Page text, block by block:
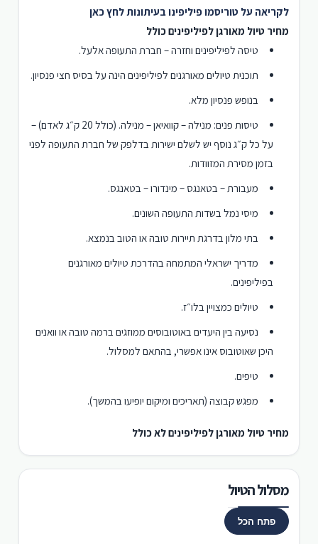
לקריאה על טוריסמו פיליפינו בעיתונות לחץ כאן
מחיר טיול מאורגן לפיליפינים כולל
טיסה לפיליפינים וחזרה – חברת התעופה אלעל.
תוכנית טיולים מאורגנים לפיליפינים הינה על בסיס חצי פנסיון.
בנופש פנסיון מלא.
טיסות פנים: מנילה – קוואיאן – מנילה. (כולל 20 ק״ג לאדם) –
על כל ק״ג נוסף יש לשלם ישירות בדלפק של חברת התעופה לפני
בזמן מסירת המזוודות.
מעבורת – בטאנגס – מינדורו – בטאנגס.
מיסי נמל בשדות התעופה השונים.
בתי מלון בדרגת תיירות טובה או הטוב בנמצא.
מדריך ישראלי המתמחה בהדרכת טיולים מאורגנים
בפיליפינים.
טיולים כמצויין בלו״ז.
נסיעה בין היעדים באוטובוסים ממוזגים ברמה טובה או וואנים
היכן שאוטובוס אינו אפשרי, בהתאם למסלול.
טיפים.
מפגש קבוצה (תאריכים ומיקום יופיעו בהמשך).
מחיר טיול מאורגן לפיליפינים לא כולל
מסלול הטיול
פתח הכל